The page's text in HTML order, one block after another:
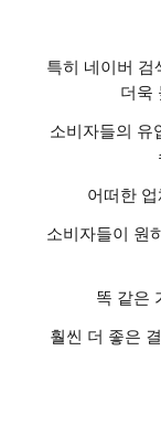
특히 네이버 검
더욱
소비자들의 유
어떠한
소비자들이 원
똑 같은
훨씬 더 좋은